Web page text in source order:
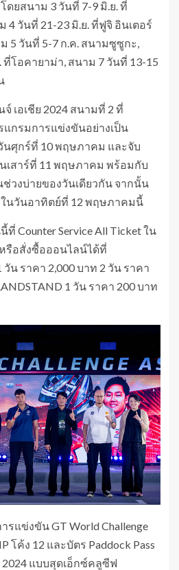
ยสนาม 3 วันที่ 7-9 มิ.ย. ที่
4 วันที่ 21-23 มิ.ย. ที่ฟูจิ อินเตอร์
5 วันที่ 5-7 ก.ค. สนามซูซูกะ,
ที่โอคายาม่า, สนาม 7 วันที่ 13-15
เอเชีย 2024 สนามที่ 2 ที่
แกรมการแข่งขันอย่างเป็น
นศุกร์ที่ 10 พฤษภาคม และจับ
เสาร์ที่ 11 พฤษภาคม พร้อมกับ
ช่วงบ่ายของวันเดียวกัน จากนั้น
ในวันอาทิตย์ที่ 12 พฤษภาคมนี้
Counter Service All Ticket ใน
รือสั่งซื้อออนไลน์ได้ที่
วัน ราคา 2,000 บาท 2 วัน ราคา
1 วัน ราคา 200 บาท
รแข่งขัน GT World Challenge
โค้ง 12 และบัตร Paddock Pass
แบบสุดเอ็กซ์คลูซีฟ